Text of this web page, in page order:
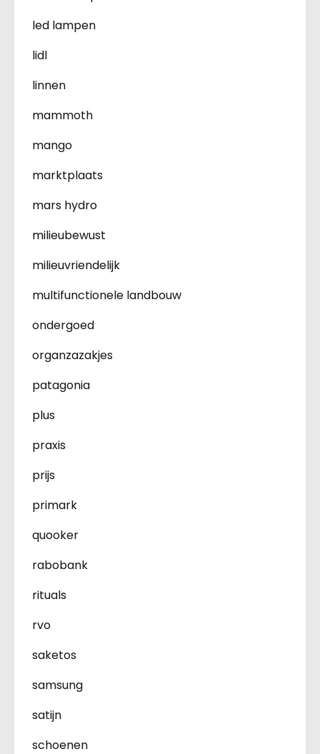
led lampen
lidl
linnen
mammoth
mango
marktplaats
mars hydro
milieubewust
milieuvriendelijk
multifunctionele landbouw
ondergoed
organzazakjes
patagonia
plus
praxis
prijs
primark
quooker
rabobank
rituals
rvo
saketos
samsung
satijn
schoenen